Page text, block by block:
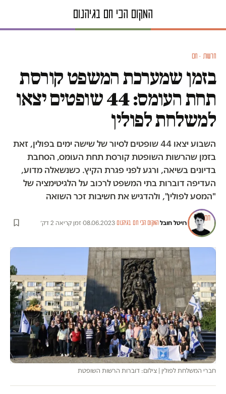
חדשות · חם
בזמן שמערכת המשפט קורסת
תחת העומס: 44 שופטים יצאו
למשלחת לפולין
השבוע יצאו 44 שופטים לסיור של שישה ימים בפולין, זאת
בזמן שהרשות השופטת קורסת תחת העומס, הסחבת
בדיונים בשיאה, ורגע לפני פגרת הקיץ. כשנשאלה מדוע,
העדיפה דוברות בתי המשפט לרכוב על הלגיטימציה של
"המסע לפולין", ולהדגיש את חשיבות זכר השואה
רויטל חובל·המקום הכי חם בגיהנום·
08.06.2023
·זמן קריאה 2 דק׳
חברי המשלחת לפולין | צילום: דוברות הרשות השופטת